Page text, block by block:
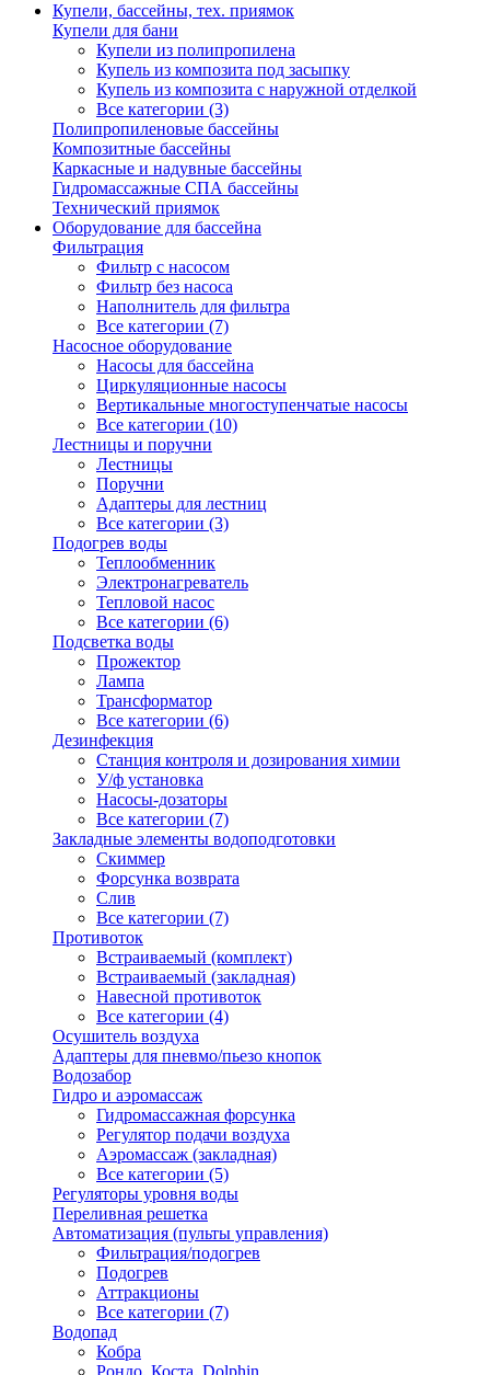
Купели, бассейны, тех. приямок
Купели для бани
Купели из полипропилена
Купель из композита под засыпку
Купель из композита с наружной отделкой
Все категории (3)
Полипропиленовые бассейны
Композитные бассейны
Каркасные и надувные бассейны
Гидромассажные СПА бассейны
Технический приямок
Оборудование для бассейна
Фильтрация
Фильтр с насосом
Фильтр без насоса
Наполнитель для фильтра
Все категории (7)
Насосное оборудование
Насосы для бассейна
Циркуляционные насосы
Вертикальные многоступенчатые насосы
Все категории (10)
Лестницы и поручни
Лестницы
Поручни
Адаптеры для лестниц
Все категории (3)
Подогрев воды
Теплообменник
Электронагреватель
Тепловой насос
Все категории (6)
Подсветка воды
Прожектор
Лампа
Трансформатор
Все категории (6)
Дезинфекция
Станция контроля и дозирования химии
У/ф установка
Насосы-дозаторы
Все категории (7)
Закладные элементы водоподготовки
Скиммер
Форсунка возврата
Слив
Все категории (7)
Противоток
Встраиваемый (комплект)
Встраиваемый (закладная)
Навесной противоток
Все категории (4)
Осушитель воздуха
Адаптеры для пневмо/пьезо кнопок
Водозабор
Гидро и аэромассаж
Гидромассажная форсунка
Регулятор подачи воздуха
Аэромассаж (закладная)
Все категории (5)
Регуляторы уровня воды
Переливная решетка
Автоматизация (пульты управления)
Фильтрация/подогрев
Подогрев
Аттракционы
Все категории (7)
Водопад
Кобра
Рондо, Коста, Dolphin